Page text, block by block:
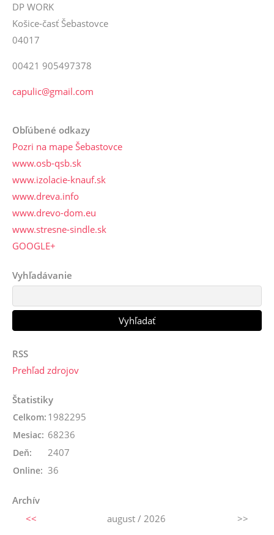
DP WORK
Košice-časť Šebastovce
04017
00421 905497378
capulic@gmail.com
Obľúbené odkazy
Pozri na mape Šebastovce
www.osb-qsb.sk
www.izolacie-knauf.sk
www.dreva.info
www.drevo-dom.eu
www.stresne-sindle.sk
GOOGLE+
Vyhľadávanie
RSS
Prehľad zdrojov
Štatistiky
Online: 36
Celkom: 1982295
Mesiac: 68236
Deň: 2407
Archív
<<
august / 2026 >>